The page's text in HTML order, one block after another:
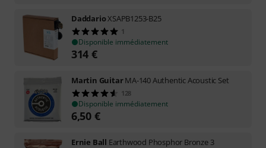
DaddarioXSAPB1253-B25
1
Disponible immédiatement
314 €
Martin GuitarMA-140 Authentic Acoustic Set
128
Disponible immédiatement
6,50 €
Ernie Ball Earthwood Phosphor Bronze 3